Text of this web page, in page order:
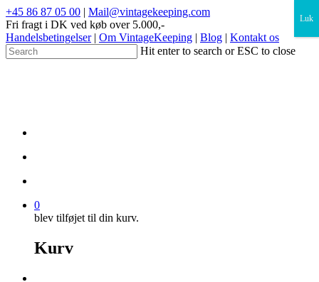
+45 86 87 05 00 | Mail@vintagekeeping.com
Fri fragt i DK ved køb over 5.000,-
Handelsbetingelser| Om VintageKeeping | Blog | Kontakt os
Hit enter to search or ESC to close
0
blev tilføjet til din kurv.
Kurv
×
Luk